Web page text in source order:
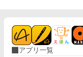
アプリ一覧